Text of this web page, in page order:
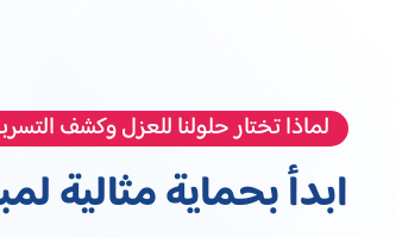
لماذا تختار حلولنا للعزل وكشف
ابدأ بحماية مثالية